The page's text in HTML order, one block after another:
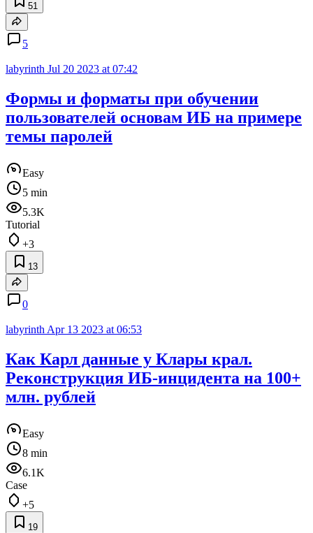
51
5
labyrinth Jul 20 2023 at 07:42
Формы и форматы при обучении
пользователей основам ИБ на примере
темы паролей
Easy
5 min
5.3K
Tutorial
+3
13
0
labyrinth Apr 13 2023 at 06:53
Как Карл данные у Клары крал.
Реконструкция ИБ-инцидента на 100+
млн. рублей
Easy
8 min
6.1K
Case
+5
19